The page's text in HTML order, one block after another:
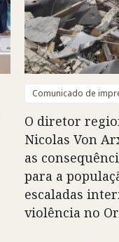
Comunicado de
O diretor
Nicolas Von
as
para a
escaladas
violência no